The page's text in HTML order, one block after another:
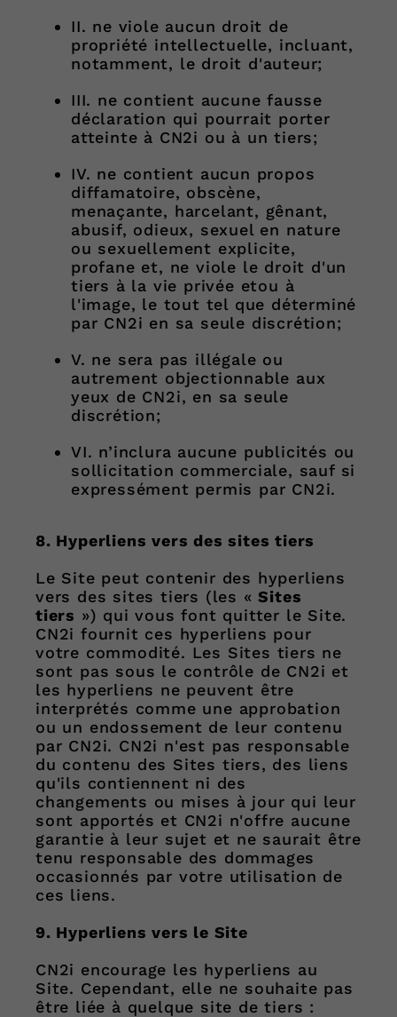
II. ne viole aucun droit de
propriété intellectuelle, incluant,
notamment, le droit d'auteur;
III. ne contient aucune fausse
déclaration qui pourrait porter
atteinte à CN2i ou à un tiers;
IV. ne contient aucun propos
diffamatoire, obscène,
menaçante, harcelant, gênant,
abusif, odieux, sexuel en nature
ou sexuellement explicite,
profane et, ne viole le droit d'un
tiers à la vie privée etou à
l'image, le tout tel que déterminé
par CN2i en sa seule discrétion;
V. ne sera pas illégale ou
autrement objectionnable aux
yeux de CN2i, en sa seule
discrétion;
VI. n’inclura aucune publicités ou
sollicitation commerciale, sauf si
expressément permis par CN2i.
8. Hyperliens vers des sites tiers
Le Site peut contenir des hyperliens
vers des sites tiers (les «Sites
tiers ») qui vous font quitter le Site.
CN2i fournit ces hyperliens pour
votre commodité. Les Sites tiers ne
sont pas sous le contrôle de CN2i et
les hyperliens ne peuvent être
interprétés comme une approbation
ou un endossement de leur contenu
par CN2i. CN2i n'est pas responsable
du contenu des Sites tiers, des liens
qu'ils contiennent ni des
changements ou mises à jour qui leur
sont apportés et CN2i n'offre aucune
garantie à leur sujet et ne saurait être
tenu responsable des dommages
occasionnés par votre utilisation de
ces liens.
9. Hyperliens vers le Site
CN2i encourage les hyperliens au
Site. Cependant, elle ne souhaite pas
être liée à quelque site de tiers :